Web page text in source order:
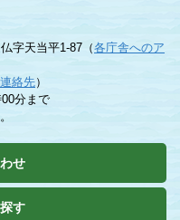
字天当平1-87（各庁舎へのア
絡先）
分まで
せ
す